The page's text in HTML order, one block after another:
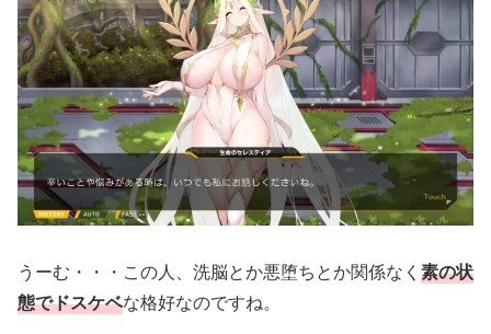
うーむ・・・この人、洗脳とか悪堕ちとか関係なく 素の状
態でドスケベな格好なのですね。